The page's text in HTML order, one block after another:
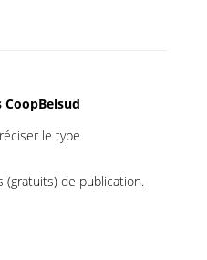
le type
(gratuits) de publication.